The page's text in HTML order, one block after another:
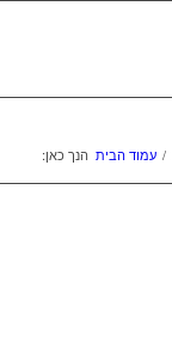
הנך כאן: עמוד הבית /